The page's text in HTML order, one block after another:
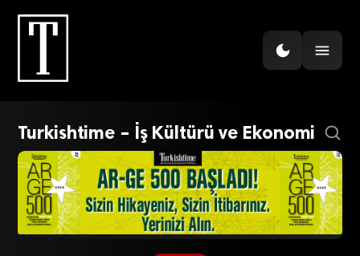
Turkishtime – İş Kültürü ve Ekonomi